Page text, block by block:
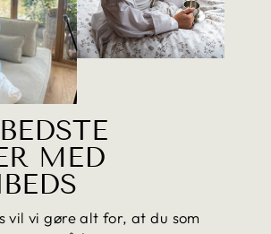
MED
vil vi gøre alt for, at du som